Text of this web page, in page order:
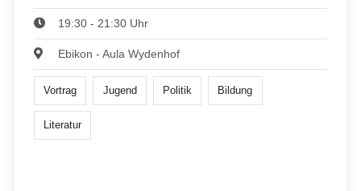
19:30 - 21:30 Uhr
Ebikon - Aula Wydenhof
Vortrag Jugend Politik Bildung
Literatur